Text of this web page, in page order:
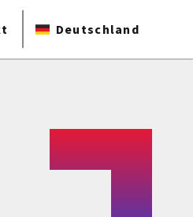
Deutschland